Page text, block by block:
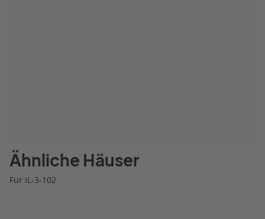
Ähnliche Häuser
Für IL-3-102